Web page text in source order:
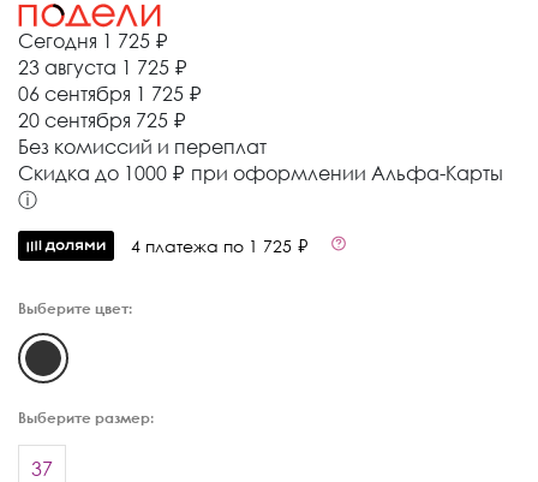
Сегодня 1 725 ₽
23 августа 1 725 ₽
06 сентября 1 725 ₽
20 сентября 725 ₽
Без комиссий и переплат
Cкидка до 1000 ₽ при оформлении Альфа-Карты
ⓘ
4 платежа по 1 725 ₽
Выберите цвет:
Выберите размер:
37